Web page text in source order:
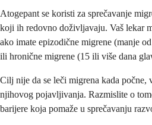
Atogepant se koristi za sprečavanje
koji ih redovno doživljavaju. Vaš lekar
ako imate epizodične migrene (manje
ili hronične migrene (15 ili više dana
Cilj nije da se leči migrena kada počne,
njihovog pojavljivanja. Razmislite o
barijere koja pomaže u sprečavanju